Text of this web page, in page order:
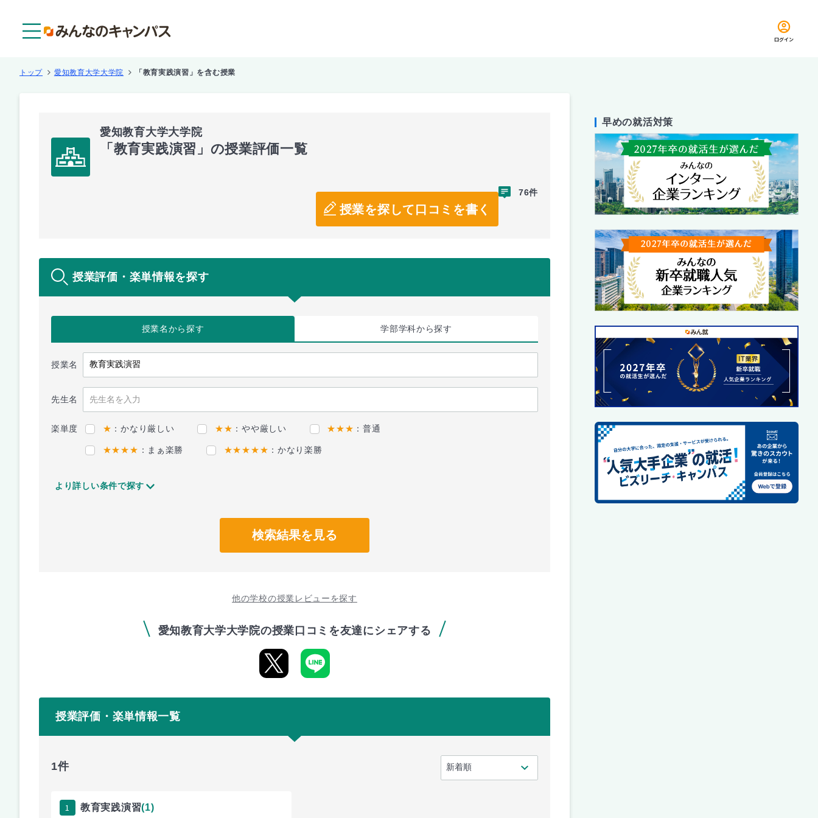
ログイン
トップ 愛知教育大学大学院 「教育実践演習」を含む授業
愛知教育大学大学院
「教育実践演習」の授業評価一覧
授業を探して口コミを書く
76件
授業評価・楽単情報を探す
授業名から探す 学部学科から探す
授業名
先生名
楽単度 ★ ：かなり厳しい ★★ ：やや厳しい ★★★ ：普通
★★★★ ：まぁ楽勝 ★★★★★ ：かなり楽勝
より詳しい条件で探す
検索結果を見る
他の学校の授業レビューを探す
愛知教育大学大学院の授業口コミを友達にシェアする
授業評価・楽単情報一覧
1件
1 教育実践演習(1)
早めの就活対策